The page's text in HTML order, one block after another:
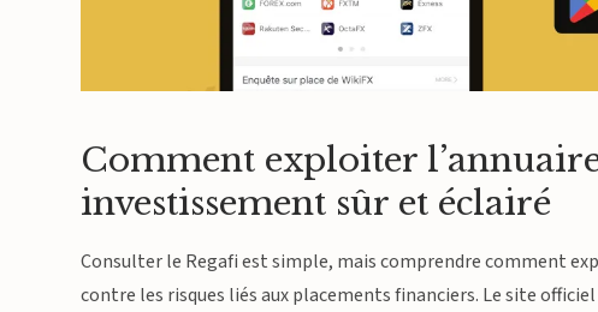
Comment exploiter
investissement sûr et éclairé
Consulter le Regafi est simple, mais comprendre comment
contre les risques liés aux placements financiers. Le site